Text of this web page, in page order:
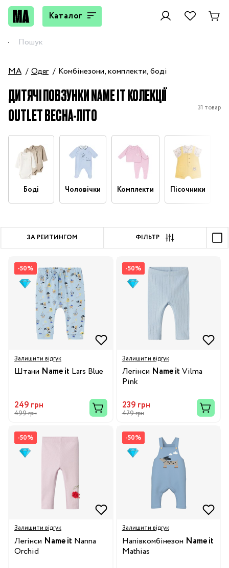
Каталог
MA Одяг Комбінезони, комплекти, боді
ДИТЯЧІ ПОВЗУНКИ NAME IT КОЛЕКЦІЇ
OUTLET ВЕСНА-ЛІТО
31 товар
Боді Чоловічки Комплекти Пісочники
ЗА РЕЙТИНГОМ ФІЛЬТР
-50%
Залишити відгук
Штани Name it Lars Blue
249 грн
499 грн
-50%
Залишити відгук
Легінси Name it Vilma
Pink
239 грн
479 грн
-50%
Залишити відгук
Легінси Name it Nanna
Orchid
-50%
Залишити відгук
Напівкомбінезон Name it
Mathias